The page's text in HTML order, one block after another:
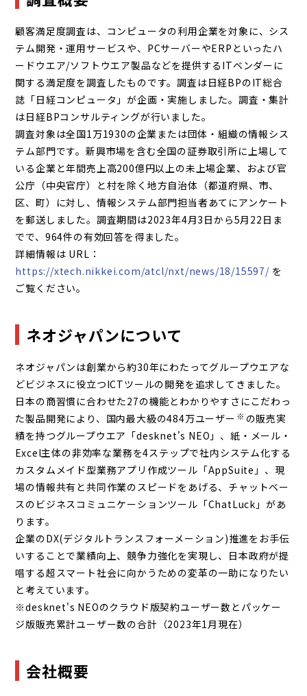
顧客満足度調査は、コンピュータの利用企業を対象に、シス
テム開発・運用サービスや、PCサーバーやERPといったハ
ードウエア/ソフトウエア製品などを提供するITベンダーに
関する満足度を調査したものです。調査は日経BPのIT総合
誌「日経コンピュータ」が企画・実施しました。調査・集計
は日経BPコンサルティングが行いました。
調査対象は全国1万1930の企業または団体・組織の情報シス
テム部門です。新興市場を含む全国の証券取引所に上場して
いる企業と年間売上高200億円以上の未上場企業、および官
公庁（中央官庁）と村を除く地方自治体（都道府県、市、
区、町）に対し、情報システム部門担当者あてにアンケート
を郵送しました。調査期間は2023年4月3日から5月22日ま
でで、964件の有効回答を得ました。
詳細情報は URL：
https://xtech.nikkei.com/atcl/nxt/news/18/15597/を
ご覧ください。
ネオジャパンについて
ネオジャパンは創業から約30年にわたってグループウエアな
どビジネスに役立つICTツールの開発を追求してきました。
日本の商習慣に合わせた27の機能とわかりやすさにこだわっ
た製品開発により、国内最大級の484万ユーザー ※ の販売実
績を持つグループウエア「desknet's NEO」、紙・メール・
Excel主体の非効率な業務を4ステップで社内システム化する
カスタムメイド型業務アプリ作成ツール「AppSuite」、現
場の情報共有と共同作業のスピードをあげる、チャットベー
スのビジネスコミュニケーションツール「ChatLuck」があ
ります。
企業のDX(デジタルトランスフォーメーション)推進をお手伝
いすることで業績向上、競争力強化を実現し、日本政府が提
唱する超スマート社会に向かうための変革の一助になりたい
と考えています。
※desknet's NEOのクラウド版契約ユーザー数とパッケー
ジ版販売累計ユーザー数の合計（2023年1月現在）
会社概要